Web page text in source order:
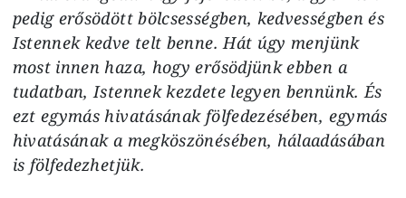
pedig erősödött bölcsességben, kedvességben és
Istennek kedve telt benne. Hát úgy menjünk
most innen haza, hogy erősödjünk ebben a
tudatban, Istennek kezdete legyen bennünk. És
ezt egymás hivatásának fölfedezésében, egymás
hivatásának a megköszönésében, hálaadásában
is fölfedezhetjük.